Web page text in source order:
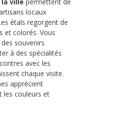
ville permettent de
locaux
étals regorgent de
et colorés. Vous
souvenirs
à des spécialités
avec les
chaque visite.
apprécient
les couleurs et